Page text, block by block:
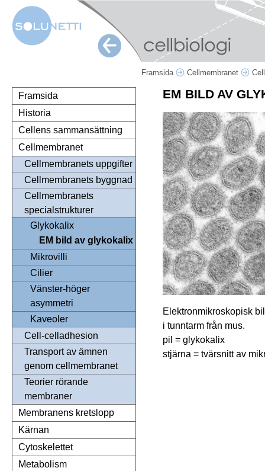
Framsida Cellmembranet
Framsida
Historia
Cellens sammansättning
Cellmembranet
Cellmembranets uppgifter
Cellmembranets byggnad
Cellmembranets
specialstrukturer
Glykokalix
EM bild av glykokalix
Mikrovilli
Cilier
Vänster-höger
asymmetri
Kaveoler
Cell-celladhesion
Transport av ämnen
genom cellmembranet
Teorier rörande
membraner
Membranens kretslopp
Kärnan
Cytoskelettet
Metabolism
EM BILD AV
Elektronmikroskopisk
i tunntarm från mus.
pil = glykokalix
stjärna = tvärsnitt av